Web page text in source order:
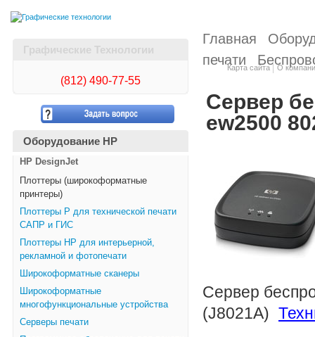
Карта сайта О
Графические Технологии
(812) 490-77-55
Оборудование HP
HP DesignJet
Плоттеры (широкоформатные
принтеры)
Плоттеры Р для технической печати
САПР и ГИС
Плоттеры НР для интерьерной,
рекламной и фотопечати
Широкоформатные сканеры
Широкоформатные
многофункциональные устройства
Серверы печати
Главная
печати
Сервер
ew2500
Сервер
(J8021A)